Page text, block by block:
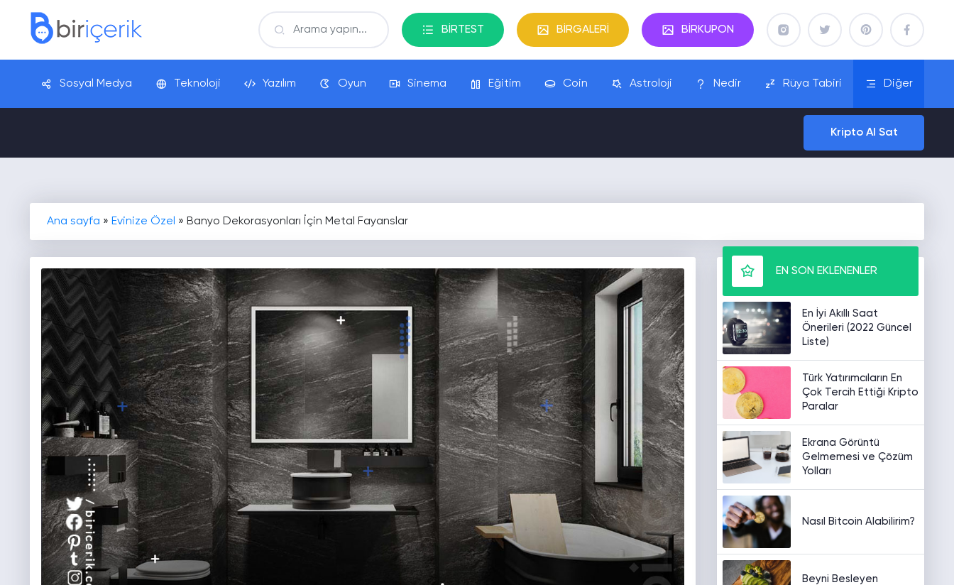
BİRTEST BİRGALERİ BİRKUPON
Sosyal Medya Teknoloji Yazılım Oyun Sinema Eğitim Coin Astroloji Nedir Rüya Tabiri Diğer
Kripto Al Sat
Ana sayfa » Evinize Özel » Banyo Dekorasyonları İçin Metal Fayanslar
EN SON EKLENENLER
En İyi Akıllı Saat
Önerileri (2022 Güncel
Liste)
Türk Yatırımcıların En
Çok Tercih Ettiği Kripto
Paralar
Ekrana Görüntü
Gelmemesi ve Çözüm
Yolları
Nasıl Bitcoin Alabilirim?
Beyni Besleyen